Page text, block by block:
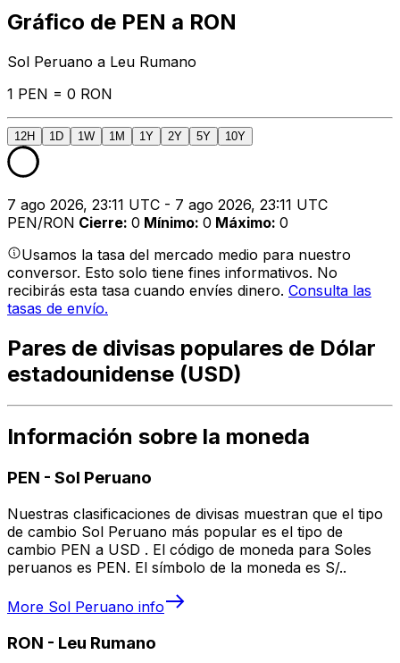
Gráfico de PEN a RON
Sol Peruano a Leu Rumano
1 PEN = 0 RON
12H 1D 1W 1M 1Y 2Y 5Y 10Y
7 ago 2026, 23:11 UTC - 7 ago 2026, 23:11 UTC
PEN/RON Cierre: 0 Mínimo: 0 Máximo: 0
Usamos la tasa del mercado medio para nuestro
conversor. Esto solo tiene fines informativos. No
recibirás esta tasa cuando envíes dinero. Consulta las
tasas de envío.
Pares de divisas populares de Dólar
estadounidense (USD)
Información sobre la moneda
PEN - Sol Peruano
Nuestras clasificaciones de divisas muestran que el tipo
de cambio Sol Peruano más popular es el tipo de
cambio PEN a USD . El código de moneda para Soles
peruanos es PEN. El símbolo de la moneda es S/..
More Sol Peruano info
RON - Leu Rumano